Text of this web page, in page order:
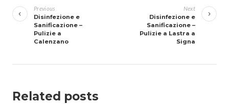
articoli
Previous
Disinfezione e
Sanificazione –
Pulizie a
Calenzano
Next
Disinfezione e
Sanificazione –
Pulizie a Lastra a
Signa
Related posts